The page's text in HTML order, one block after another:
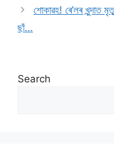
শোকাৱহ! ৰে’লৰ খুন্দাত
ছাঁ…
Search